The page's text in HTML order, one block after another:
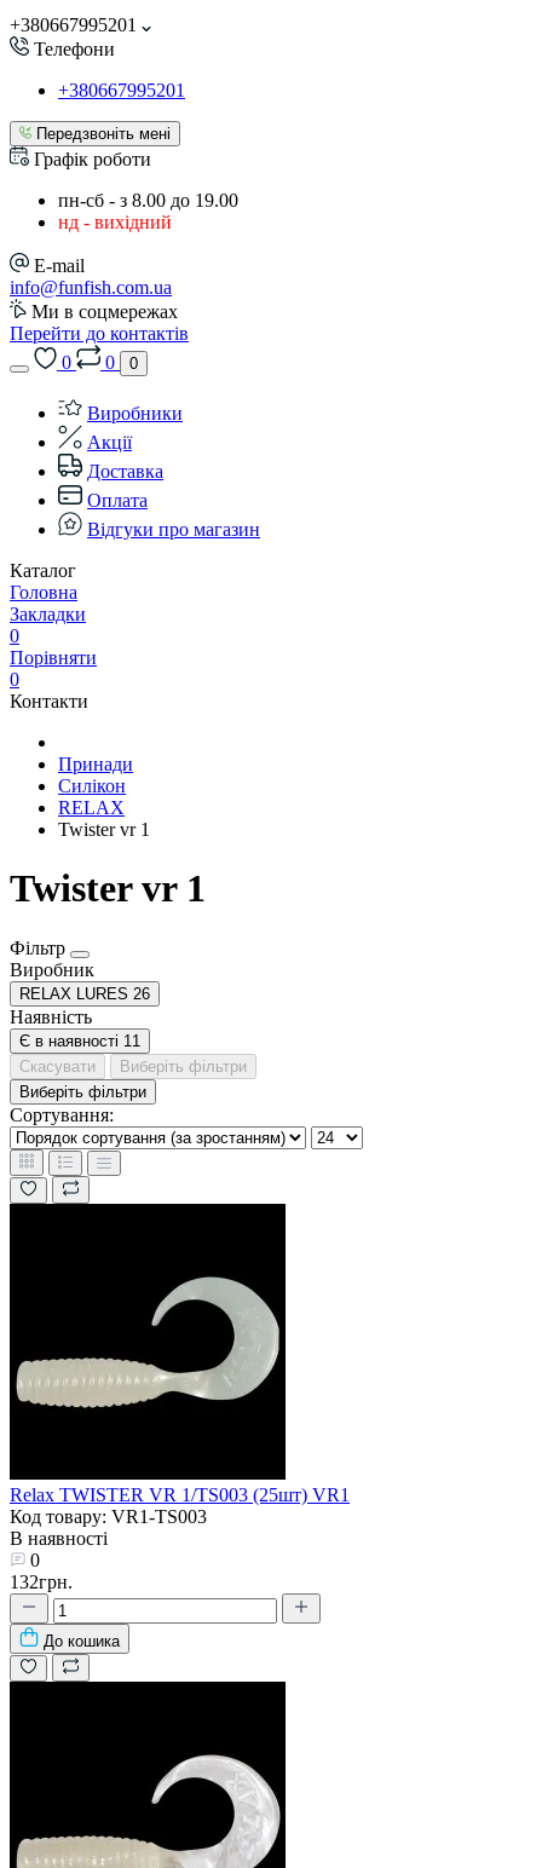
+380667995201
Телефони
+380667995201
Передзвоніть мені
Графік роботи
пн-сб - з 8.00 до 19.00
нд - вихідний
E-mail
info@funfish.com.ua
Ми в соцмережах
Перейти до контактів
0
0 0
Виробники
Акції
Доставка
Оплата
Відгуки про магазин
Каталог
Головна
Закладки
0
Порівняти
0
Контакти
Принади
Силікон
RELAX
Twister vr 1
Twister vr 1
Фільтр
Виробник
RELAX LURES 26
Наявність
Є в наявності 11
Скасувати
Виберіть фільтри
Виберіть фільтри
Сортування:
Relax TWISTER VR 1/TS003 (25шт) VR1
Код товару: VR1-TS003
В наявності
0
132грн.
До кошика